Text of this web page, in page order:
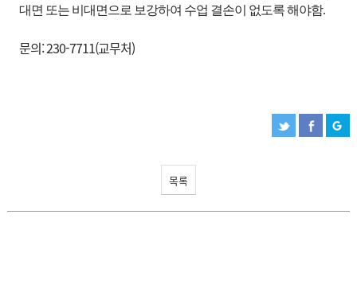
대면 또는 비대면으로 보강하여 수업 결손이 없도록 해야함.
문의: 230-7711(교무처)
목록